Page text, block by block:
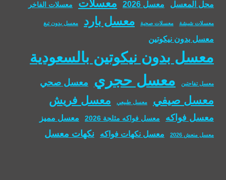
محل المعسل معسل 2026 معسلات معسلات الفاخر
معسلات شيشة معسلات صحية معسل بارد معسل بدون تبغ
معسل بدون نيكوتين
معسل بدون نيكوتين بالسعودية
معسل تفاحتين معسل حجري معسل صحي
معسل صيفي معسل طبيعي معسل فريش
معسل فواكه معسل فواكه مثلجة 2026 معسل مميز
معسل منعش 2026 معسل نكهات فواكه نكهات معسل